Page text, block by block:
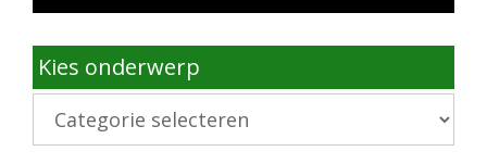
Kies onderwerp
Kies
onderwerp